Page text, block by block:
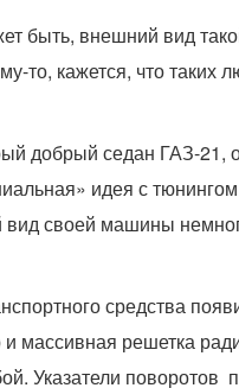
быть, внешний вид
то, кажется, что таких
добрый седан ГАЗ-21,
идея с
своей машины
средства
массивная решетка
Указатели поворотов